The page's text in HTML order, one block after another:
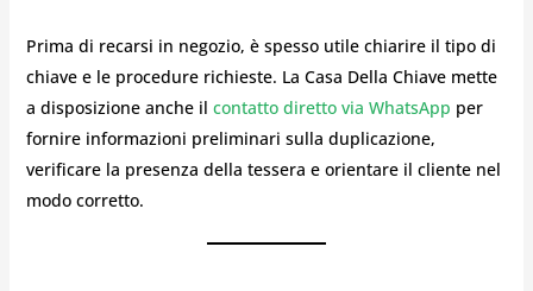
Prima di recarsi in negozio, è spesso utile chiarire il tipo di
chiave e le procedure richieste. La Casa Della Chiave mette
a disposizione anche il contatto diretto via WhatsApp per
fornire informazioni preliminari sulla duplicazione,
verificare la presenza della tessera e orientare il cliente nel
modo corretto.